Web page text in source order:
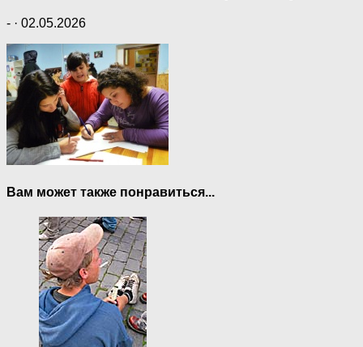
- · 02.05.2026
Вам может также понравиться...